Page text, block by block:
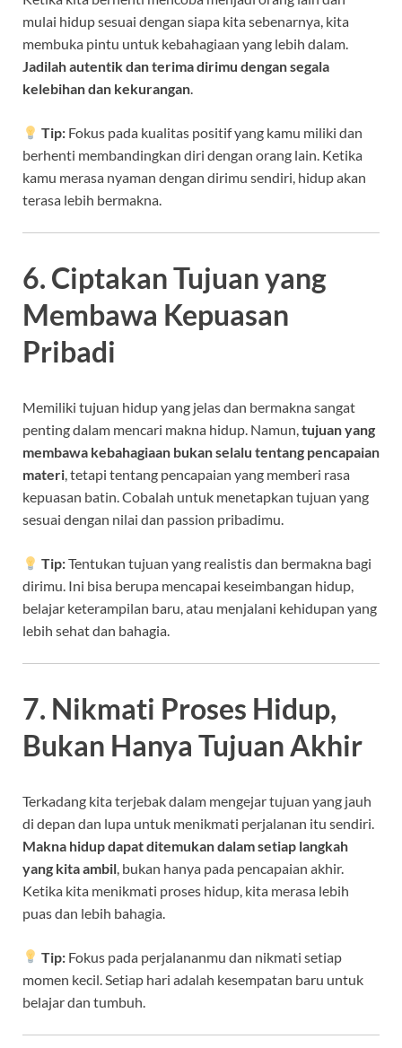
mulai hidup sesuai dengan siapa kita sebenarnya, kita
membuka pintu untuk kebahagiaan yang lebih dalam.
Jadilah autentik dan terima dirimu dengan segala
kelebihan dan kekurangan.
Tip: Fokus pada kualitas positif yang kamu miliki dan
berhenti membandingkan diri dengan orang lain. Ketika
kamu merasa nyaman dengan dirimu sendiri, hidup akan
terasa lebih bermakna.
6. Ciptakan Tujuan yang
Membawa Kepuasan
Pribadi
Memiliki tujuan hidup yang jelas dan bermakna sangat
penting dalam mencari makna hidup. Namun,tujuan yang
membawa kebahagiaan bukan selalu tentang pencapaian
materi, tetapi tentang pencapaian yang memberi rasa
kepuasan batin. Cobalah untuk menetapkan tujuan yang
sesuai dengan nilai dan passion pribadimu.
Tip:Tentukan tujuan yang realistis dan bermakna bagi
dirimu. Ini bisa berupa mencapai keseimbangan hidup,
belajar keterampilan baru, atau menjalani kehidupan yang
lebih sehat dan bahagia.
7. Nikmati Proses Hidup,
Bukan Hanya Tujuan Akhir
Terkadang kita terjebak dalam mengejar tujuan yang jauh
di depan dan lupa untuk menikmati perjalanan itu sendiri.
Makna hidup dapat ditemukan dalam setiap langkah
yang kita ambil , bukan hanya pada pencapaian akhir.
Ketika kita menikmati proses hidup, kita merasa lebih
puas dan lebih bahagia.
Tip: Fokus pada perjalananmu dan nikmati setiap
momen kecil. Setiap hari adalah kesempatan baru untuk
belajar dan tumbuh.